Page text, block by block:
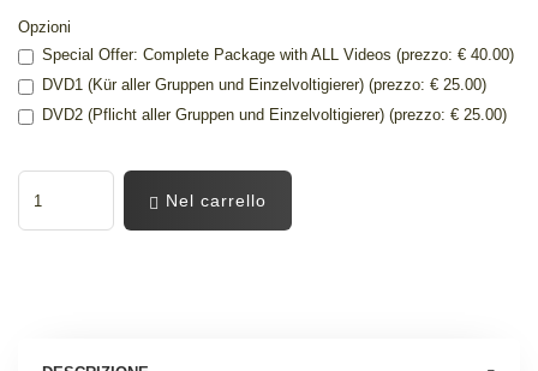
Opzioni
Special Offer: Complete Package with ALL Videos (prezzo: € 40.00)
DVD1 (Kür aller Gruppen und Einzelvoltigierer) (prezzo: € 25.00)
DVD2 (Pflicht aller Gruppen und Einzelvoltigierer) (prezzo: € 25.00)
Nel carrello